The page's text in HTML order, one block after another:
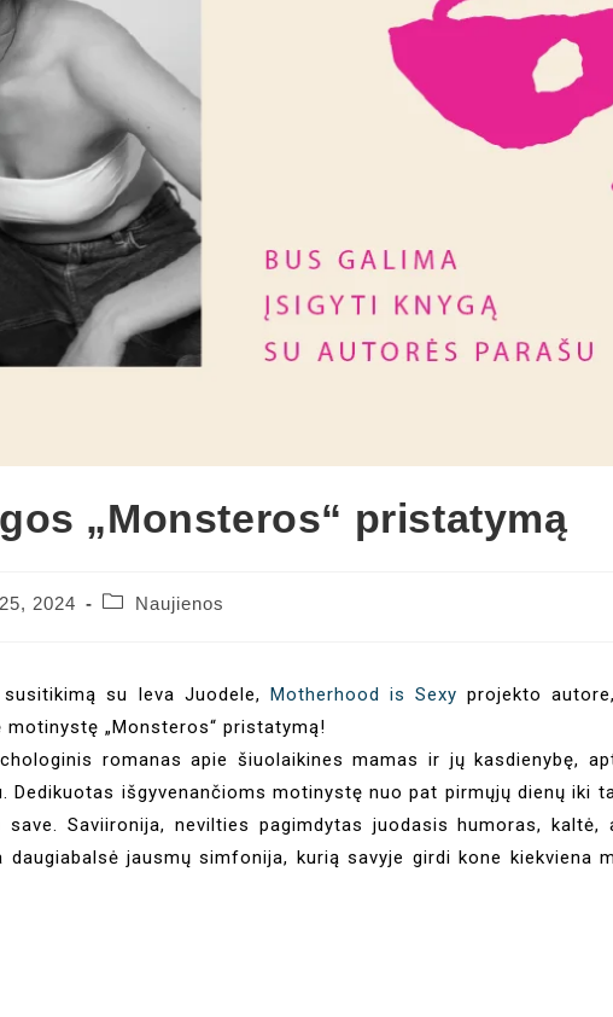
„Monsteros“ pristatymą
2024 Naujienos
su Ieva Juodele, Motherhood is Sexy projekto
„Monsteros“ pristatymą!
romanas apie šiuolaikines mamas ir jų kasdienybę,
Dedikuotas išgyvenančioms motinystę nuo pat pirmųjų dienų iki
Saviironija, nevilties pagimdytas juodasis humoras, kaltė,
jausmų simfonija, kurią savyje girdi kone kiekviena